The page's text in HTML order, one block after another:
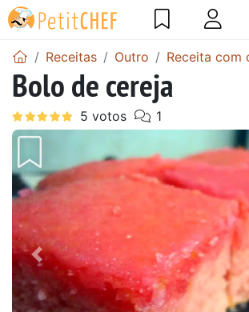
Receitas Outro Receita com
Bolo de cereja
Anterior